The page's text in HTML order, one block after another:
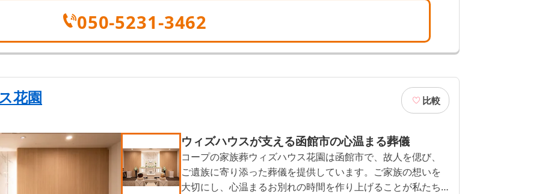
050-5231-3462
花園 比較
ウィズハウスが支える函館市の心温まる葬儀
コープの家族葬ウィズハウス花園は函館市で、故人を偲び、
ご遺族に寄り添った葬儀を提供しています。ご家族の想いを
大切にし、心温まるお別れの時間を作り上げることが私たち